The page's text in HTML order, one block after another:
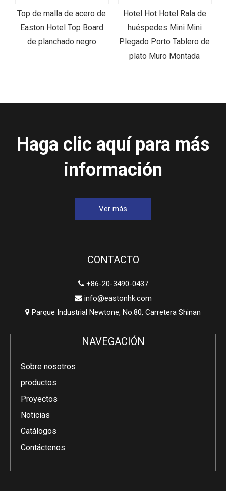
Hotel Hot Hotel Rala de
huéspedes Mini Mini
Plegado Porto Tablero de
Un punto de inflexión para
hoteles: nuestra tabla de
planchar de mesa
personalizable
Haga clic aquí para más
información
Ver más
CONTACTO
+86-20-3490-0437
 info@eastonhk.com
 Parque Industrial Newtone, No.80, Carretera Shinan
NAVEGACIÓN
Sobre nosotros
productos
Proyectos
Noticias
Catálogos
Contáctenos